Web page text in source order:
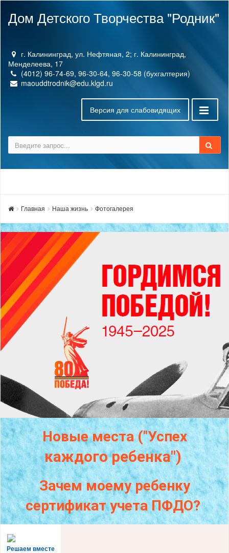
Дом Детского Творчества "Родник"
г. Калининград, ул. Нефтяная, 2; г. Калининград,
Менделеева, 17
(4012) 96-74-69, 96-30-64, 96-30-58 (бухгалтерия)
maouddtrodnik@edu.klgd.ru
Версия для слабовидящих
Главная Наша жизнь Фотогалерея
Новые места ("Успех
каждогоребенка")
Зачем моему ребенку
сертификат учета ПФДО?
Решаем вместе